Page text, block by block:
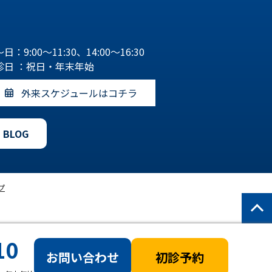
日：9:00～11:30、14:00～16:30
日 ：祝日・年末年始
外来スケジュールはコチラ
BLOG
お問い合わせ 初診予約